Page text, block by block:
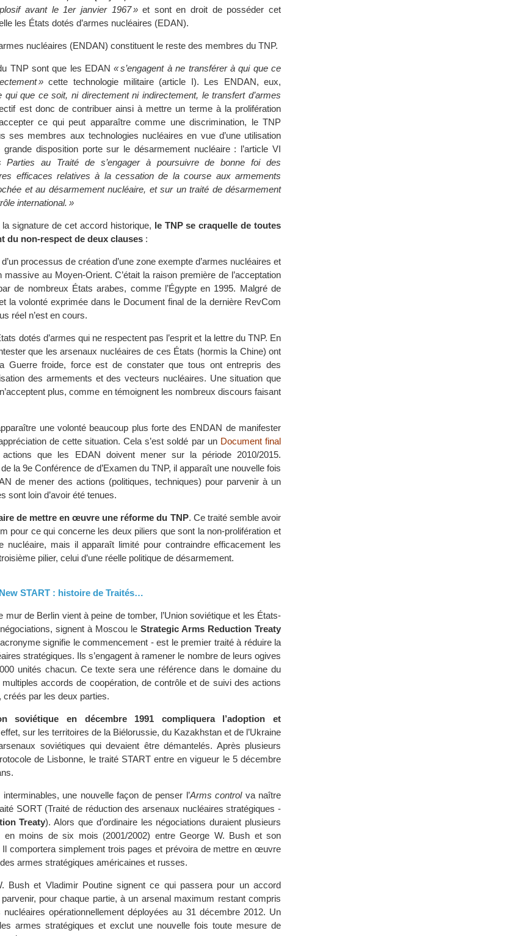
avant le 1er janvier 1967 »et sont en droit de posséder cet
les États dotés d’armes nucléaires (EDAN).
nucléaires (ENDAN) constituent le reste des membres du TNP.
TNP sont que les EDAN« s’engagent à ne transférer à qui que ce
»cette technologie militaire (article I). Les ENDAN, eux,
qui que ce soit, ni directement ni indirectement, le transfert d’armes
est donc de contribuer ainsi à mettre un terme à la prolifération
ce qui peut apparaître comme une discrimination, le TNP
ses membres aux technologies nucléaires en vue d’une utilisation
grande disposition porte sur le désarmement nucléaire : l’article VI
Parties au Traité de s’engager à poursuivre de bonne foi des
efficaces relatives à la cessation de la course aux armements
et au désarmement nucléaire, et sur un traité de désarmement
international. »
signature de cet accord historique, le TNP se craquelle de toutes
du non-respect de deux clauses :
processus de création d’une zone exempte d’armes nucléaires et
massive au Moyen-Orient. C’était la raison première de l’acceptation
de nombreux États arabes, comme l’Égypte en 1995. Malgré de
la volonté exprimée dans le Document final de la dernière RevCom
réel n’est en cours.
dotés d’armes qui ne respectent pas l’esprit et la lettre du TNP. En
que les arsenaux nucléaires de ces États (hormis la Chine) ont
Guerre froide, force est de constater que tous ont entrepris des
des armements et des vecteurs nucléaires. Une situation que
plus, comme en témoignent les nombreux discours faisant
une volonté beaucoup plus forte des ENDAN de manifester
de cette situation. Cela s’est soldé par un Document final
que les EDAN doivent mener sur la période 2010/2015.
la 9e Conférence de d’Examen du TNP, il apparaît une nouvelle fois
de mener des actions (politiques, techniques) pour parvenir à un
sont loin d’avoir été tenues.
de mettre en œuvre une réforme du TNP. Ce traité semble avoir
pour ce qui concerne les deux piliers que sont la non-prolifération et
nucléaire, mais il apparaît limité pour contraindre efficacement les
pilier, celui d’une réelle politique de désarmement.
START : histoire de Traités…
mur de Berlin vient à peine de tomber, l’Union soviétique et les États-
signent à Moscou le Strategic Arms Reduction Treaty
signifie le commencement - est le premier traité à réduire la
stratégiques. Ils s’engagent à ramener le nombre de leurs ogives
unités chacun. Ce texte sera une référence dans le domaine du
accords de coopération, de contrôle et de suivi des actions
par les deux parties.
soviétique en décembre 1991 compliquera l’adoption et
sur les territoires de la Biélorussie, du Kazakhstan et de l’Ukraine
soviétiques qui devaient être démantelés. Après plusieurs
de Lisbonne, le traité START entre en vigueur le 5 décembre
une nouvelle façon de penser l’Arms controlva naître
SORT (Traité de réduction des arsenaux nucléaires stratégiques -
Treaty). Alors que d’ordinaire les négociations duraient plusieurs
en moins de six mois (2001/2002) entre George W. Bush et son
Il comportera simplement trois pages et prévoira de mettre en œuvre
armes stratégiques américaines et russes.
Bush et Vladimir Poutine signent ce qui passera pour un accord
parvenir, pour chaque partie, à un arsenal maximum restant compris
opérationnellement déployées au 31 décembre 2012. Un
armes stratégiques et exclut une nouvelle fois toute mesure de